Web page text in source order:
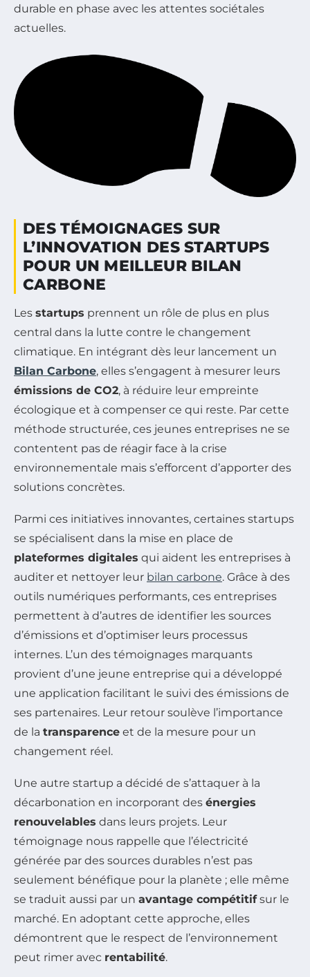
durable en phase avec les attentes sociétales
actuelles.
DES TÉMOIGNAGES SUR
L’INNOVATION DES STARTUPS
POUR UN MEILLEUR BILAN
CARBONE
Les startups prennent un rôle de plus en plus
central dans la lutte contre le changement
climatique. En intégrant dès leur lancement un
Bilan Carbone, elles s’engagent à mesurer leurs
émissions de CO2, à réduire leur empreinte
écologique et à compenser ce qui reste. Par cette
méthode structurée, ces jeunes entreprises ne se
contentent pas de réagir face à la crise
environnementale mais s’efforcent d’apporter des
solutions concrètes.
Parmi ces initiatives innovantes, certaines startups
se spécialisent dans la mise en place de
plateformes digitales qui aident les entreprises à
auditer et nettoyer leur bilan carbone. Grâce à des
outils numériques performants, ces entreprises
permettent à d’autres de identifier les sources
d’émissions et d’optimiser leurs processus
internes. L’un des témoignages marquants
provient d’une jeune entreprise qui a développé
une application facilitant le suivi des émissions de
ses partenaires. Leur retour soulève l’importance
de la transparence et de la mesure pour un
changement réel.
Une autre startup a décidé de s’attaquer à la
décarbonation en incorporant des énergies
renouvelables dans leurs projets. Leur
témoignage nous rappelle que l’électricité
générée par des sources durables n’est pas
seulement bénéfique pour la planète ; elle même
se traduit aussi par un avantage compétitifsur le
marché. En adoptant cette approche, elles
démontrent que le respect de l’environnement
peut rimer avec rentabilité.